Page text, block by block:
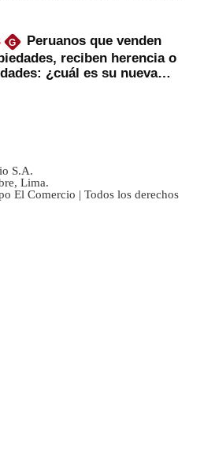
G
Peruanos que venden
reciben herencia o
¿cuál es su nueva
S.A.
Lima.
El Comercio | Todos los derechos